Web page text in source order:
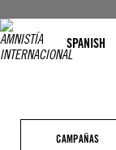
SPANISH
CAMPAÑAS